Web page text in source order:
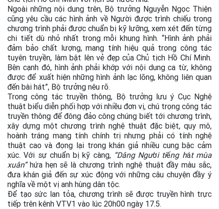
Ngoài những nội dung trên, Bộ trưởng Nguyễn Ngọc Thiện
cũng yêu cầu các hình ảnh về Người được trình chiếu trong
chương trình phải được chuẩn bị kỹ lưỡng, xem xét đến từng
chi tiết dù nhỏ nhất trong mỗi khung hình. “Hình ảnh phải
đảm bảo chất lượng, mang tính hiệu quả trong công tác
tuyên truyền, làm bật lên vẻ đẹp của Chủ tịch Hồ Chí Minh.
Bên cạnh đó, hình ảnh phải khớp với nội dung ca từ, không
được để xuất hiện những hình ảnh lạc lõng, không liên quan
đến bài hát”, Bộ trưởng nêu rõ.
Trong công tác truyền thông, Bộ trưởng lưu ý Cục Nghệ
thuật biểu diễn phối hợp với nhiều đơn vị, chú trọng công tác
truyền thông để đông đảo công chúng biết tới chương trình,
xây dựng một chương trình nghệ thuật đặc biệt, quy mô,
hoành tráng mang tính chính trị nhưng phải có tính nghệ
thuật cao và đọng lại trong khán giả nhiều cung bậc cảm
xúc. Với sự chuẩn bị kỹ càng, “Dâng Người tiếng hát mùa
xuân” hứa hẹn sẽ là chương trình nghệ thuật đầy màu sắc,
đưa khán giả đến sự xúc động với những câu chuyện đầy ý
nghĩa về một vị anh hùng dân tộc.
Để tạo sức lan tỏa, chương trình sẽ được truyền hình trực
tiếp trên kênh VTV1 vào lúc 20h00 ngày 17.5.